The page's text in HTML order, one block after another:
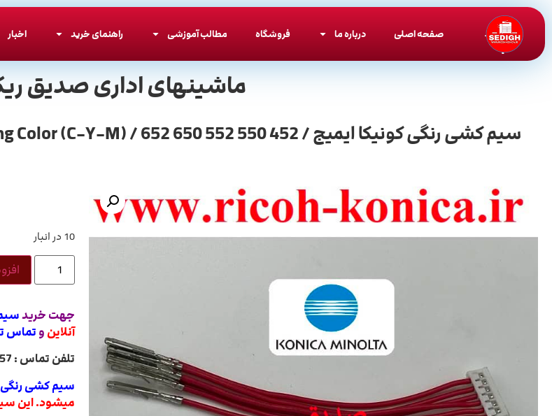
صفحه اصلی درباره ما فروشگاه مطالب آموزشی راهنمای خرید اخبار
ماشینهای اداری صدیق
سیم کشی رنگی کونیکا ایمیج / 452 550 552 650 652 / Imaging Drum Unit Connector Cable For Imaging Color (C-Y-M)
10 در انبار
جهت خریدسیم
آنلاین و تماس
تلفن تماس : 02188349357 , 02188322485 , 02188840764 , 02188820031
سیم کشی رنگی
میشود. این